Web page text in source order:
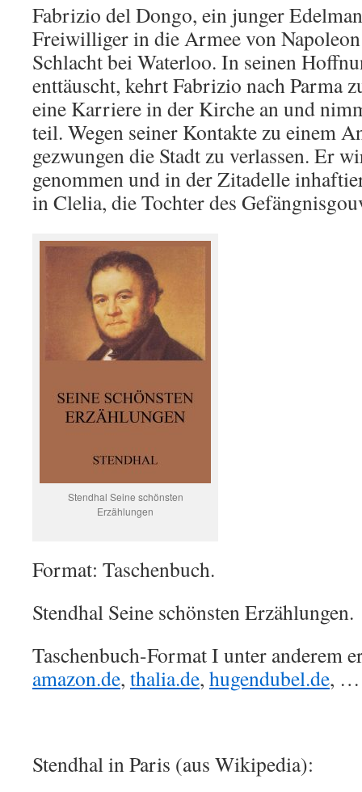
Fabrizio del Dongo, ein junger
Freiwilliger in die Armee von
Schlacht bei Waterloo. In seinen
enttäuscht, kehrt Fabrizio nach Parma
eine Karriere in der Kirche an und
teil. Wegen seiner Kontakte zu einem
gezwungen die Stadt zu verlassen. Er
genommen und in der Zitadelle
in Clelia, die Tochter des
Stendhal Seine schönsten
Erzählungen
Format: Taschenbuch.
Stendhal Seine schönsten Erzählungen.
Taschenbuch-Format I unter anderem
amazon.de, thalia.de, hugendubel.de, …
Stendhal in Paris (aus Wikipedia):